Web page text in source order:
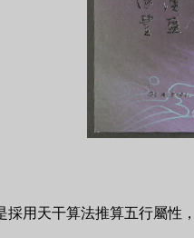
用天干算法推算五行屬性